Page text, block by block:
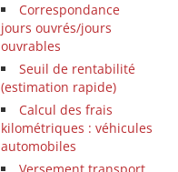
Correspondance
jours ouvrés/jours
ouvrables
Seuil de rentabilité
(estimation rapide)
Calcul des frais
kilométriques : véhicules
automobiles